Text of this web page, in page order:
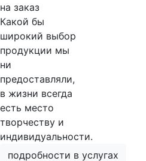
на заказ
Какой бы
широкий выбор
продукции мы
ни
предоставляли,
в жизни всегда
есть место
творчеству и
индивидуальности.
подробности в услугах